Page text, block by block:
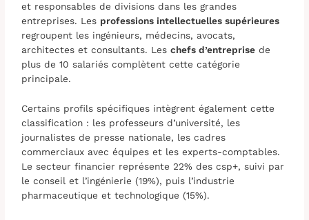
et responsables de divisions dans les grandes
entreprises. Les professions intellectuelles supérieures
regroupent les ingénieurs, médecins, avocats,
architectes et consultants. Leschefs d’entreprise de
plus de 10 salariés complètent cette catégorie
principale.
Certains profils spécifiques intègrent également cette
classification : les professeurs d’université, les
journalistes de presse nationale, les cadres
commerciaux avec équipes et les experts-comptables.
Le secteur financier représente 22% des csp+, suivi par
le conseil et l’ingénierie (19%), puis l’industrie
pharmaceutique et technologique (15%).